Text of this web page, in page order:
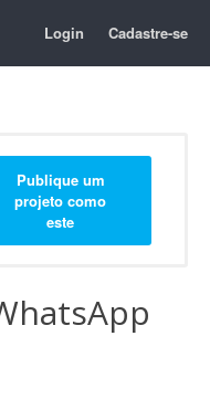
Login Cadastre-se
Publique um
projeto como
este